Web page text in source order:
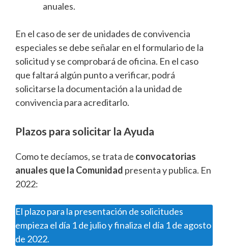
anuales.
En el caso de ser de unidades de convivencia
especiales se debe señalar en el formulario de la
solicitud y se comprobará de oficina. En el caso
que faltará algún punto a verificar, podrá
solicitarse la documentación a la unidad de
convivencia para acreditarlo.
Plazos para solicitar la Ayuda
Como te decíamos, se trata de convocatorias
anuales que la Comunidad presenta y publica. En
2022:
El plazo para la presentación de solicitudes
empieza el día 1 de julio y finaliza el día 1 de agosto
de 2022.